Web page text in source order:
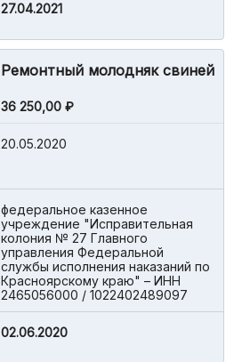
27.04.2021
Ремонтный молодняк свиней
36 250,00 ₽
20.05.2020
федеральное казенное
учреждение "Исправительная
колония № 27 Главного
управления Федеральной
службы исполнения наказаний по
Красноярскому краю" – ИНН
2465056000 / 1022402489097
02.06.2020